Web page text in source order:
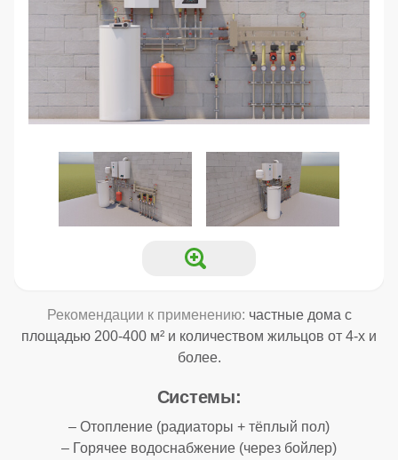
Рекомендации к применению: частные дома с
площадью 200-400 м² и количеством жильцов от 4-х и
более.
Системы:
– Отопление (радиаторы + тёплый пол)
– Горячее водоснабжение (через бойлер)